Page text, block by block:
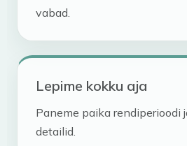
vabad.
Lepime kokku aja
Paneme paika rendiperioodi
detailid.